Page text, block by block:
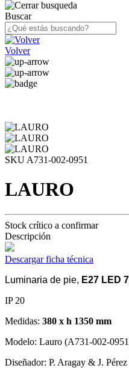
Buscar
Volver
SKU A731-002-0951
LAURO
Stock crítico a confirmar
Descripción
Descargar ficha técnica
Luminaria de pie, E27 LED
IP 20
Medidas: 380 x h 1350 mm
Modelo: Lauro (A731-002-
Diseñador: P. Aragay & J.